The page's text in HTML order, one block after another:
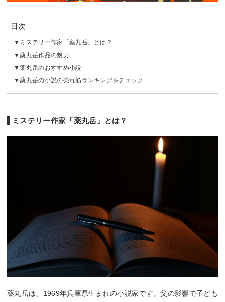
目次
ミステリー作家「薬丸岳」とは？
薬丸岳作品の魅力
薬丸岳のおすすめ小説
薬丸岳の小説の売れ筋ランキングをチェック
ミステリー作家「薬丸岳」とは？
薬丸岳は、1969年兵庫県生まれの小説家です。父の影響で子ども